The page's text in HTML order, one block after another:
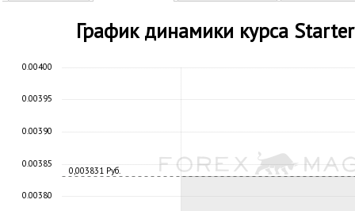
График динамики курса
0,003831 Руб.
0.00380
0.00385
0.00390
0.00395
0.00400